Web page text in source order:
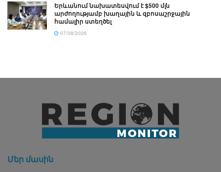
Երևանում նախատեսվում է $500 մլն
արժողությամբ խաղային և զբոսաշրջային
համալիր ստեղծել
07/08/2026
Մեր մասին